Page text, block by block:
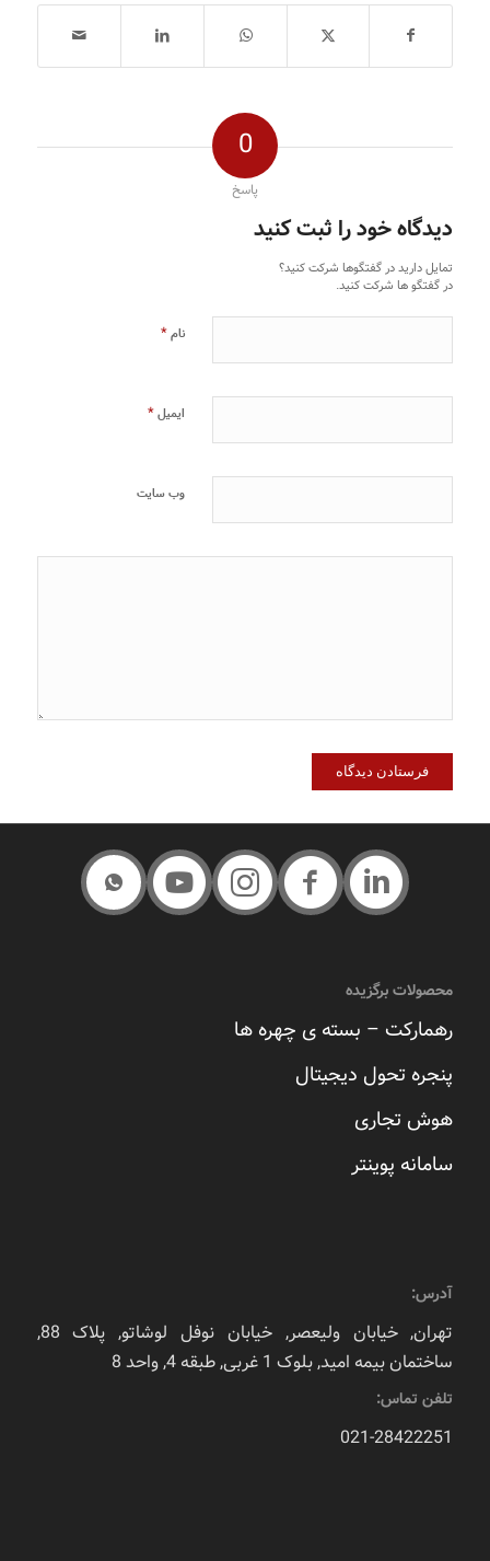
0
پاسخ
دیدگاه خود را ثبت کنید
تمایل دارید در گفتگوها شرکت کنید؟
در گفتگو ها شرکت کنید.
نام*
ایمیل*
وب‌ سایت
محصولات برگزیده
رهمارکت – بسته ی چهره ها
پنجره تحول دیجیتال
هوش تجاری
سامانه پوینتر
آدرس:
تهران, خیابان ولیعصر, خیابان نوفل لوشاتو, پلاک 88,
ساختمان بیمه امید, بلوک 1 غربی, طبقه 4, واحد 8
تلفن تماس:
021-28422251